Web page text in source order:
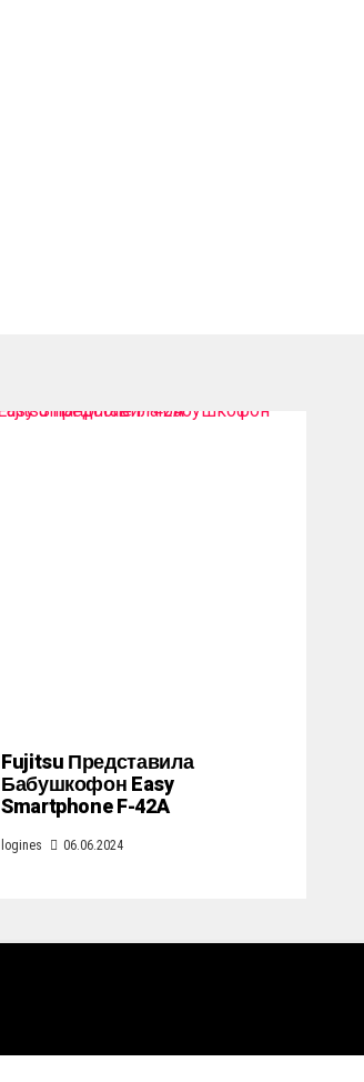
Fujitsu Представила
Бабушкофон Easy
Smartphone F-42A
logines 06.06.2024